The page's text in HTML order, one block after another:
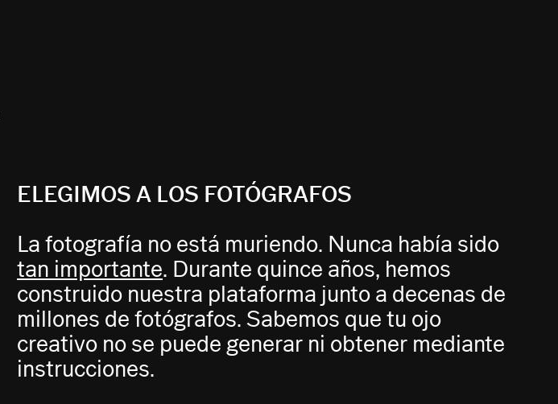
ELEGIMOS A LOS FOTÓGRAFOS
La fotografía no está muriendo. Nunca había sido
tan importante. Durante quince años, hemos
construido nuestra plataforma junto a decenas de
millones de fotógrafos. Sabemos que tu ojo
creativo no se puede generar ni obtener mediante
instrucciones.